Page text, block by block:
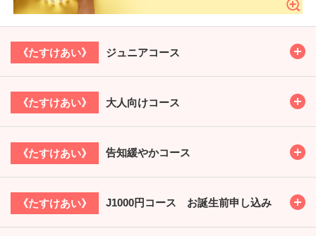
《たすけあい》 ジュニアコース
《たすけあい》 大人向けコース
《たすけあい》 告知緩やかコース
《たすけあい》 J1000円コース お誕生前申し込み